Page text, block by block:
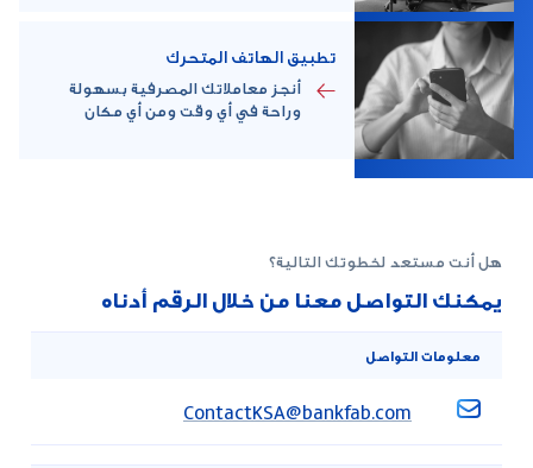
تطبيق الهاتف المتحرك
أنجز معاملاتك المصرفية بسهولة
وراحة في أي وقت ومن أي مكان
هل أنت مستعد لخطوتك التالية؟
يمكنك التواصل معنا من خلال الرقم أدناه
معلومات التواصل
ContactKSA@bankfab.com